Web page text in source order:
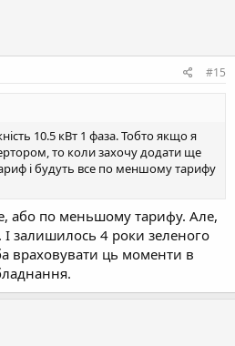
#15
10.5 кВт 1 фаза. Тобто якщо я
то коли захочу додати ще
і будуть все по меншому тарифу
або по меньшому тарифу. Але,
залишилось 4 роки зеленого
враховувати ць моменти в